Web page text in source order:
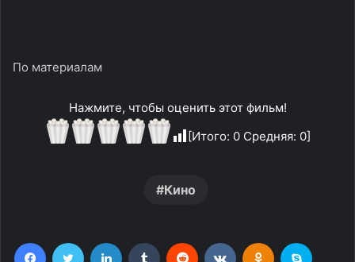
По материалам
Нажмите, чтобы оценить этот фильм!
[Итого: 0Средняя: 0]
Кино
FacebookTwitter LinkedIn Tumblr Reddit ВконтактеОдноклассники